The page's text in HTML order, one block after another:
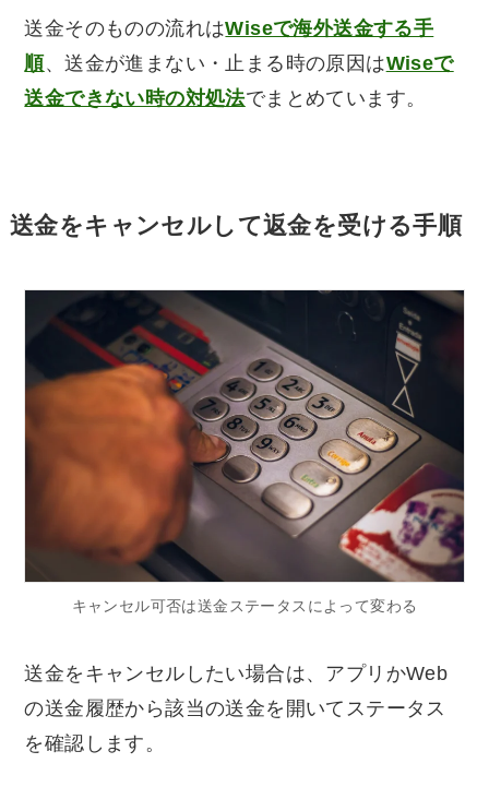
送金そのものの流れはWiseで海外送金する手
順、送金が進まない・止まる時の原因はWiseで
送金できない時の対処法でまとめています。
送金をキャンセルして返金を受ける手順
キャンセル可否は送金ステータスによって変わる
送金をキャンセルしたい場合は、アプリかWeb
の送金履歴から該当の送金を開いてステータス
を確認します。